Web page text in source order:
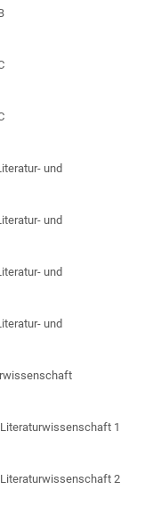
und
und
und
und
1
2